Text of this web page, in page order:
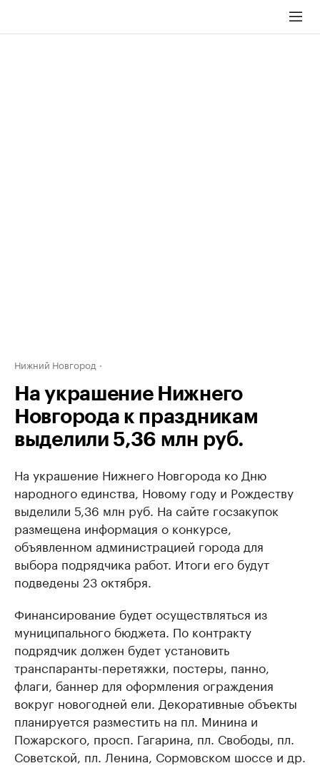
Нижний Новгород
На украшение Нижнего
Новгорода к праздникам
выделили 5,36 млн руб.
На украшение Нижнего Новгорода ко Дню
народного единства, Новому году и Рождеству
выделили 5,36 млн руб. ​На сайте госзакупок
размещена информация о конкурсе,
объявленном администрацией города для
выбора подрядчика работ. Итоги его будут
подведены 23 октября.
Финансирование будет осуществляться из
муниципального бюджета. По контракту
подрядчик должен будет установить
транспаранты-перетяжки, постеры, панно,
флаги, баннер для оформления ограждения
вокруг новогодней ели. Декоративные объекты
планируется разместить на пл. Минина и
Пожарского, просп. Гагарина, пл. Свободы, пл.
Советской, пл. Ленина, Сормовском шоссе и др.